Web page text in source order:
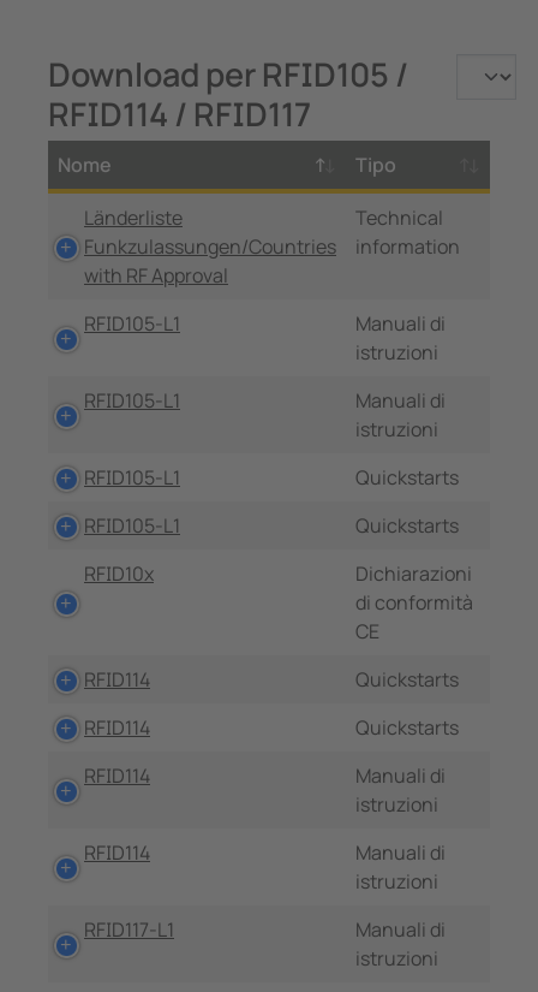
Download per RFID105 /
RFID114 / RFID117
Nome
Tipo
Länderliste
Funkzulassungen/Countries
with RF Approval
Technical
information
RFID105-L1
Manuali di
istruzioni
RFID105-L1
Manuali di
istruzioni
RFID105-L1
Quickstarts
RFID105-L1
Quickstarts
RFID10x
Dichiarazioni
di conformità
CE
RFID114
Quickstarts
RFID114
Quickstarts
RFID114
Manuali di
istruzioni
RFID114
Manuali di
istruzioni
RFID117-L1
Manuali di
istruzioni